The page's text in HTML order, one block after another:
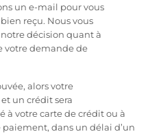
un e-mail pour vous
reçu. Nous vous
décision quant à
votre demande de
alors votre
un crédit sera
votre carte de crédit ou à
dans un délai d’un